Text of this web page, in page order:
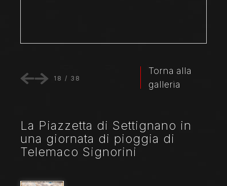
18 / 38
Torna alla
galleria
La Piazzetta di Settignano in
una giornata di pioggia di
Telemaco Signorini